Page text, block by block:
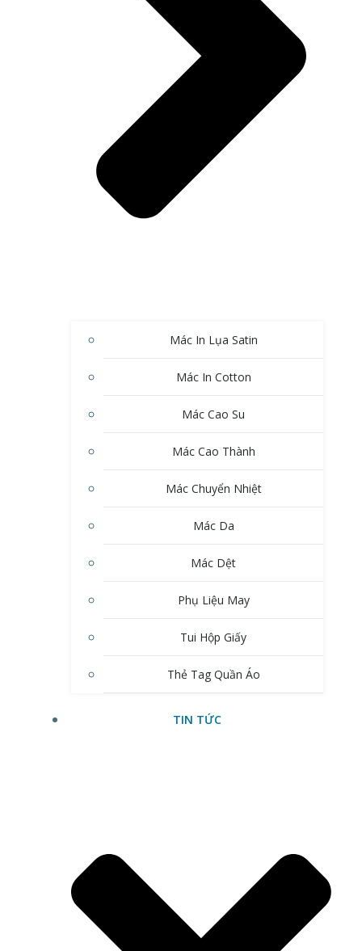
Mác In Lụa Satin
Mác In Cotton
Mác Cao Su
Mác Cao Thành
Mác Chuyển Nhiệt
Mác Da
Mác Dệt
Phụ Liệu May
Tui Hộp Giấy
Thẻ Tag Quần Áo
TIN TỨC